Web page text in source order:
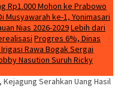
Rp1.000 Mohon ke Prabowo
Musyawarah ke-1, Yonimasari
Nias 2026-2029Lebih dari
Progres 6%, Dinas
Rawa Bogak Sergai
Nasution Suruh Ricky
Serahkan Uang Hasil